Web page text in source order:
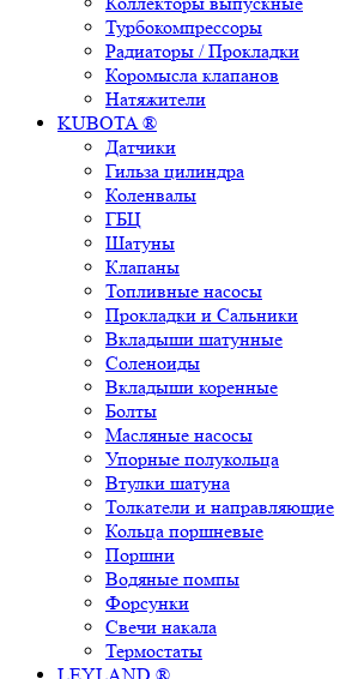
Турбокомпрессоры
Радиаторы / Прокладки
Коромысла клапанов
Натяжители
KUBOTA ®
Датчики
Гильза цилиндра
Коленвалы
ГБЦ
Шатуны
Клапаны
Топливные насосы
Прокладки и Сальники
Вкладыши шатунные
Соленоиды
Вкладыши коренные
Болты
Масляные насосы
Упорные полукольца
Втулки шатуна
Толкатели и направляющие
Кольца поршневые
Поршни
Водяные помпы
Форсунки
Свечи накала
Термостаты